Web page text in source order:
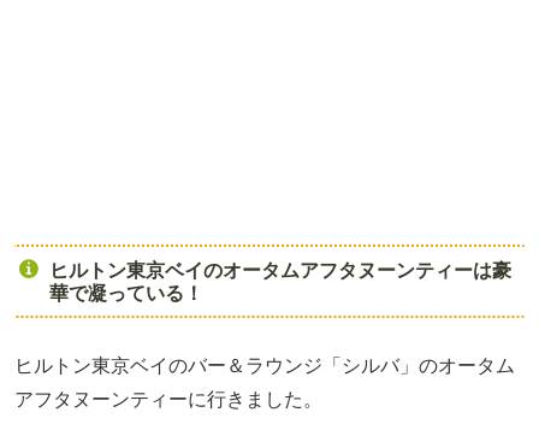
ヒルトン東京ベイのオータムアフタヌーンティーは豪
華で凝っている！
ヒルトン東京ベイのバー＆ラウンジ「シルバ」のオータム
アフタヌーンティーに行きました。